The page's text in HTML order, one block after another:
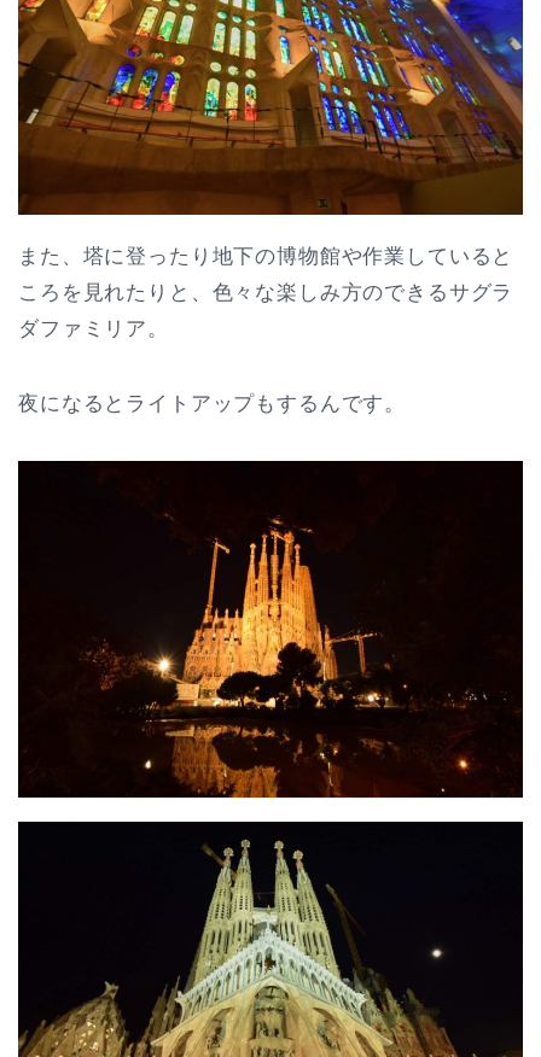
また、塔に登ったり地下の博物館や作業していると
ころを見れたりと、色々な楽しみ方のできるサグラ
ダファミリア。
夜になるとライトアップもするんです。